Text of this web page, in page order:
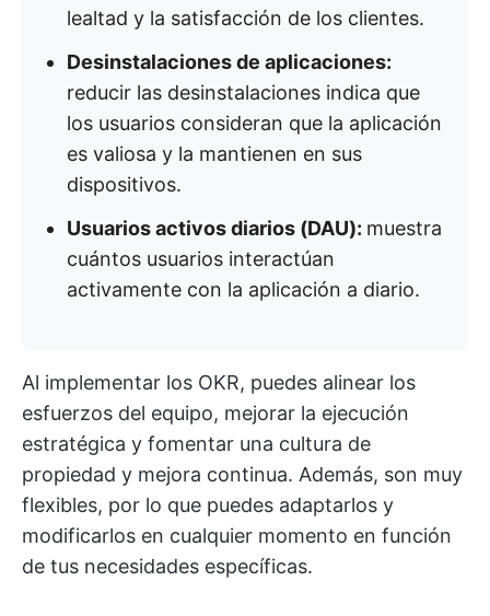
lealtad y la satisfacción de los clientes.
Desinstalaciones de aplicaciones:
reducir las desinstalaciones indica que
los usuarios consideran que la aplicación
es valiosa y la mantienen en sus
dispositivos.
Usuarios activos diarios (DAU): muestra
cuántos usuarios interactúan
activamente con la aplicación a diario.
Al implementar los OKR, puedes alinear los
esfuerzos del equipo, mejorar la ejecución
estratégica y fomentar una cultura de
propiedad y mejora continua. Además, son muy
flexibles, por lo que puedes adaptarlos y
modificarlos en cualquier momento en función
de tus necesidades específicas.